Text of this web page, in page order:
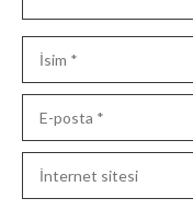
posta
sitesi